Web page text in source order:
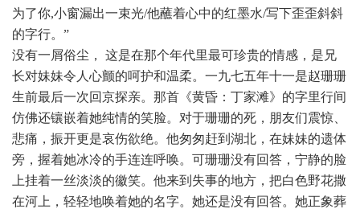
为了你,小窗漏出一束光/他蘸着心中的红墨水/写下歪歪斜斜
的字行。”
没有一屑俗尘， 这是在那个年代里最可珍贵的情感，是兄
长对妹妹令人心颤的呵护和温柔。一九七五年十一是赵珊珊
生前最后一次回京探亲。那首《黄昏：丁家滩》的字里行间
仿佛还镶嵌着她纯情的笑脸。对于珊珊的死，朋友们震惊、
悲痛，振开更是哀伤欲绝。他匆匆赶到湖北，在妹妹的遗体
旁，握着她冰冷的手连连呼唤。可珊珊没有回答，宁静的脸
上挂着一丝淡淡的徽笑。他来到失事的地方，把白色野花撒
在河上，轻轻地唤着她的名字。她还是没有回答。她正象葬